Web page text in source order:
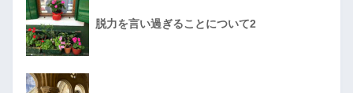
脱力を言い過ぎることについて2